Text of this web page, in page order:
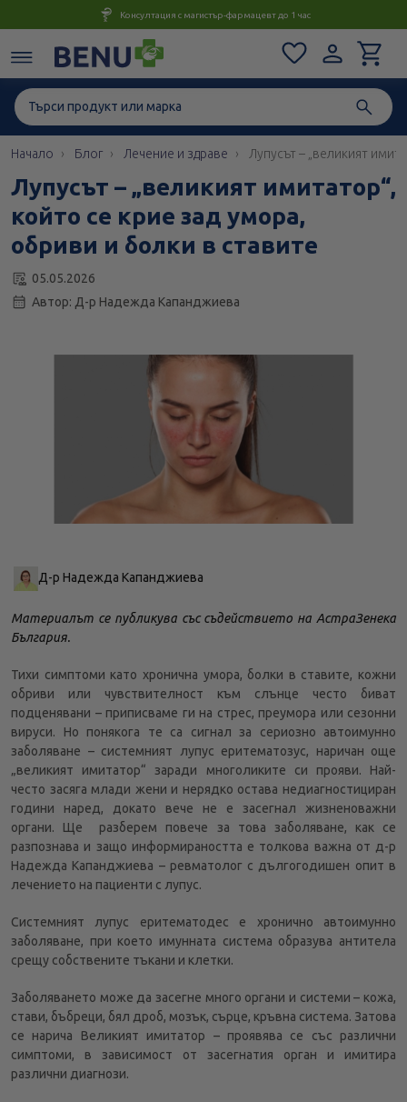
Консултация с магистър-фармацевт до 1 час
Начало Блог Лечение и здраве Лупусът – „великият
Лупусът – „великият имитатор“,
който се крие зад умора,
обриви и болки в ставите
05.05.2026
Автор: Д-р Надежда Капанджиева
Д-р Надежда Капанджиева
Материалът се публикува със съдействието на АстраЗенека
България.
Тихи симптоми като хронична умора, болки в ставите, кожни
обриви или чувствителност към слънце често биват
подценявани – приписваме ги на стрес, преумора или сезонни
вируси. Но понякога те са сигнал за сериозно автоимунно
заболяване – системният лупус еритематозус, наричан още
„великият имитатор“ заради многоликите си прояви. Най-
често засяга млади жени и нерядко остава недиагностициран
години наред, докато вече не е засегнал жизненоважни
органи. Ще разберем повече за това заболяване, как се
разпознава и защо информираността е толкова важна от д-р
Надежда Капанджиева – ревматолог с дългогодишен опит в
лечението на пациенти с лупус.
Системният лупус еритематодес е хронично автоимунно
заболяване, при което имунната система образува антитела
срещу собствените тъкани и клетки.
Заболяването може да засегне много органи и системи – кожа,
стави, бъбреци, бял дроб, мозък, сърце, кръвна система. Затова
се нарича Великият имитатор – проявява се със различни
симптоми, в зависимост от засегнатия орган и имитира
различни диагнози.